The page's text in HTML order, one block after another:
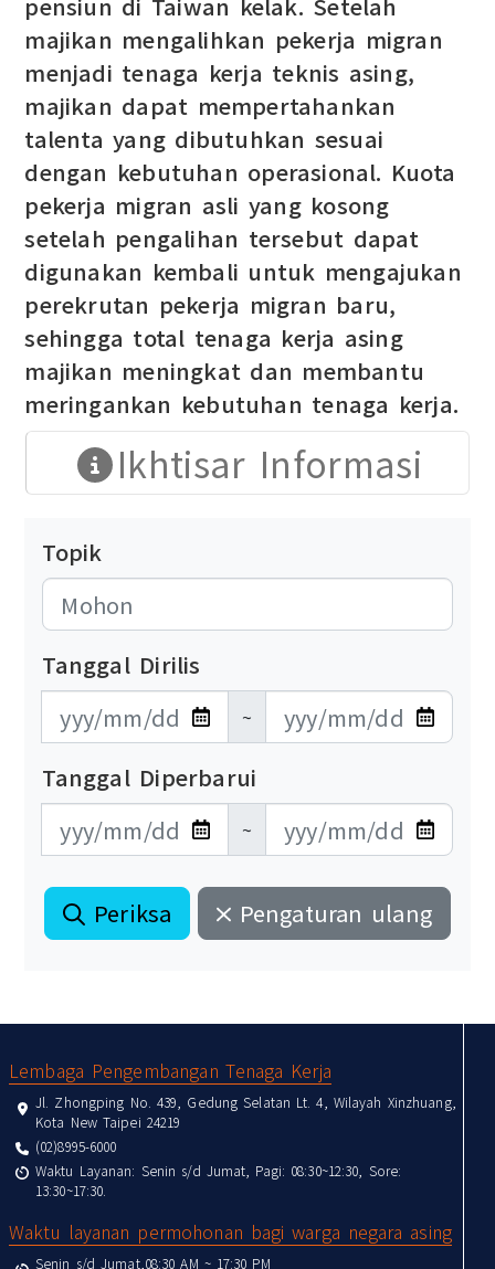
majikan mengalihkan pekerja migran
menjadi tenaga kerja teknis asing,
majikan dapat mempertahankan
talenta yang dibutuhkan sesuai
dengan kebutuhan operasional. Kuota
pekerja migran asli yang kosong
setelah pengalihan tersebut dapat
digunakan kembali untuk mengajukan
perekrutan pekerja migran baru,
sehingga total tenaga kerja asing
majikan meningkat dan membantu
meringankan kebutuhan tenaga kerja.
Ikhtisar Informasi
Topik
Tanggal Dirilis
發布日期開始
~
發布日期結束
Tanggal Diperbarui
更新日期開始
~
更新日期結束
Periksa Pengaturan ulang
Lembaga Pengembangan Tenaga Kerja
Jl. Zhongping No. 439, Gedung Selatan Lt. 4, Wilayah Xinzhuang,
Kota New Taipei 24219
(02)8995-6000
Waktu Layanan: Senin s/d Jumat, Pagi: 08:30~12:30, Sore:
13:30~17:30.
Waktu layanan permohonan bagi warga negara asing
Senin s/d Jumat,08:30 AM ~ 17:30 PM